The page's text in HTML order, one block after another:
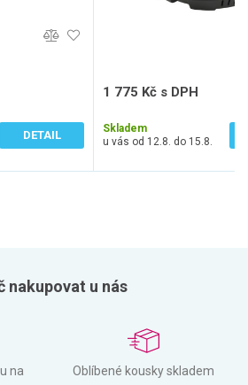
DETAIL
1 775 Kč s DPH
Skladem
u vás od 12.8. do 15.8.
nakupovat u nás
na
Oblíbené kousky skladem